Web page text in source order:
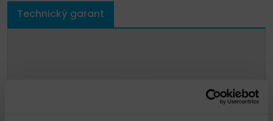
Technický garant